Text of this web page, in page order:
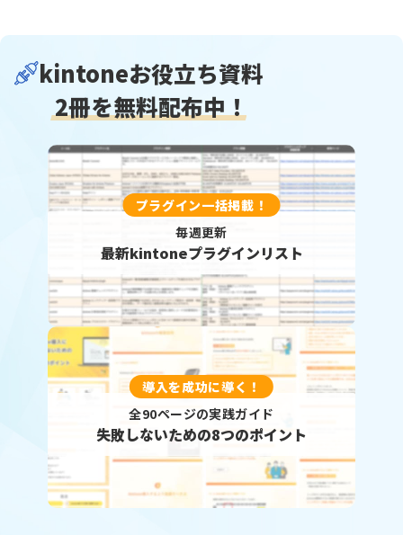
kintoneお役立ち資料
2冊を無料配布中！
プラグイン一括掲載！
毎週更新
最新kintoneプラグインリスト
導入を成功に導く！
全90ページの実践ガイド
失敗しないための8つのポイント